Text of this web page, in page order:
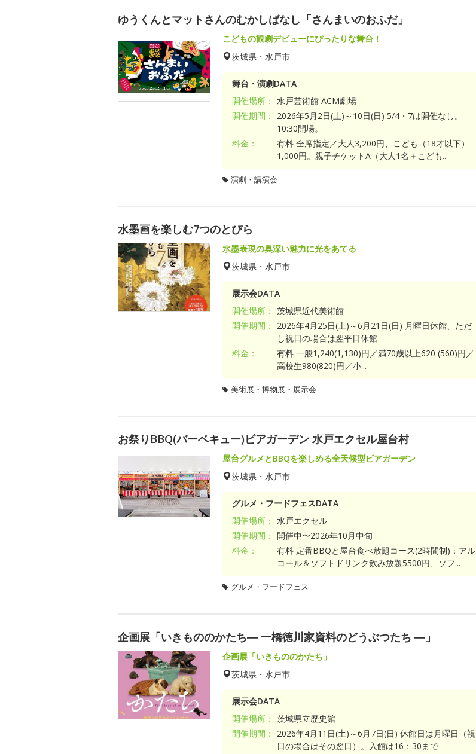
ゆうくんとマットさんのむかしばなし「さんまいのおふだ」
こどもの観劇デビューにぴったりな舞台！
茨城県・水戸市
舞台・演劇DATA
開催場所： 水戸芸術館 ACM劇場
開催期間：
2026年5月2日(土)～10日(日) 5/4・7は開催なし。
10:30開場。
料金：
有料 全席指定／大人3,200円、こども（18才以下）
1,000円。親子チケットA（大人1名＋こども...
演劇・講演会
水墨画を楽しむ7つのとびら
水墨表現の奥深い魅力に光をあてる
茨城県・水戸市
展示会DATA
開催場所： 茨城県近代美術館
開催期間：
2026年4月25日(土)～6月21日(日) 月曜日休館、ただ
し祝日の場合は翌平日休館
料金：
有料 一般1,240(1,130)円／満70歳以上620 (560)円／
高校生980(820)円／小...
美術展・博物展・展示会
お祭りBBQ(バーベキュー)ビアガーデン 水戸エクセル屋台村
屋台グルメとBBQを楽しめる全天候型ビアガーデン
茨城県・水戸市
グルメ・フードフェスDATA
開催場所： 水戸エクセル
開催期間：
開催中〜2026年10月中旬
料金：
有料 定番BBQと屋台食べ放題コース(2時間制)：アル
コール＆ソフトドリンク飲み放題5500円、ソフ...
グルメ・フードフェス
企画展「いきもののかたち― 一橋徳川家資料のどうぶつたち ―」
企画展「いきもののかたち」
茨城県・水戸市
展示会DATA
開催場所： 茨城県立歴史館
開催期間：
2026年4月11日(土)～6月7日(日) 休館日は月曜日（祝
日の場合はその翌日）。入館は16：30まで